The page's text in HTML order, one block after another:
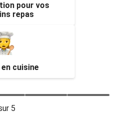
pour vos
repas
en cuisine
5